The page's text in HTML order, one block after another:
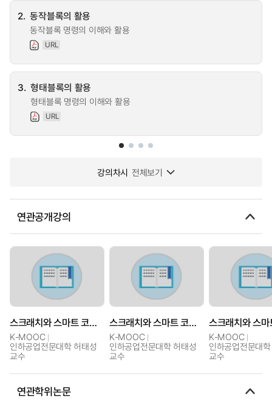
2. 동작블록의 활용
동작블록 명령의 이해와 활용
URL
3. 형태블록의 활용
형태블록 명령의 이해와 활용
URL
강의차시 전체보기
연관공개강의
스크래치와 스마트 코딩[Scratch and Smart Coding]
K-MOOC
인하공업전문대학 허태성
교수
스크래치와 스마트 코딩[Scratch and Smart Coding]
K-MOOC
인하공업전문대학 허태성
교수
K-MOOC
인하공업전문대
교수
연관학위논문